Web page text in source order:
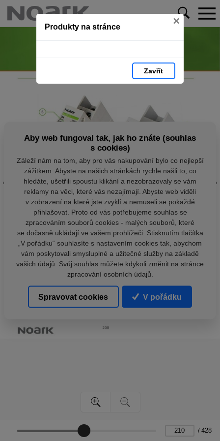
Produkty na stránce ×
Zavřít
/ 428
Aby web fungoval tak, jak ho znáte (souhlas
s cookies)
Záleží nám na tom, aby pro vás nakupování bylo co nejlepší
zážitkem. Abyste na našich stránkách rychle našli to, co
hledáte, ušetřili spoustu klikání a nezobrazovaly se vám
reklamy na věci, které vás nezajímají. Abyste web viděli
v zobrazení na které jste zvyklí a nemuseli se pokaždé
přihlašovat. Proto od vás potřebujeme souhlas se
zpracováním souborů cookies - malých souborů, které
se dočasně ukládají ve vašem prohlížeči. Stisknutím tlačítka
„V pořádku“ souhlasíte s nastavením cookies tak, abychom
vám poskytovali smysluplné a užitečné služby na základě
vašich údajů. Svůj souhlas můžete kdykoli změnit na stránce
zpracování osobních údajů.
Spravovat cookies V pořádku